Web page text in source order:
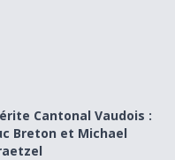
et Michael Graetzel
Cantonal Vaudois :
Breton et Michael